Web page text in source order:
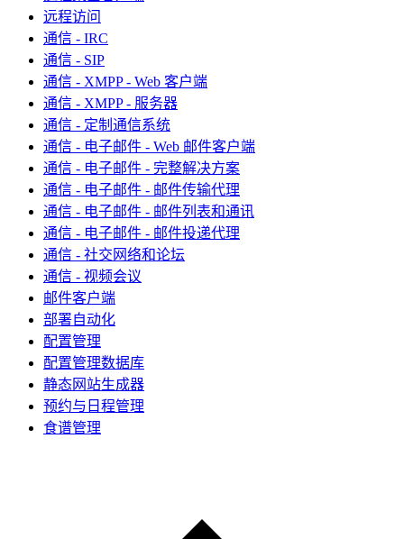
远程访问
通信 - IRC
通信 - SIP
通信 - XMPP - Web 客户端
通信 - XMPP - 服务器
通信 - 定制通信系统
通信 - 电子邮件 - Web 邮件客户端
通信 - 电子邮件 - 完整解决方案
通信 - 电子邮件 - 邮件传输代理
通信 - 电子邮件 - 邮件列表和通讯
通信 - 电子邮件 - 邮件投递代理
通信 - 社交网络和论坛
通信 - 视频会议
邮件客户端
部署自动化
配置管理
配置管理数据库
静态网站生成器
预约与日程管理
食谱管理